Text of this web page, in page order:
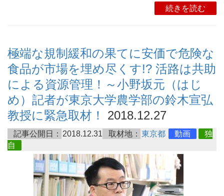
続きを読む
極端な規制緩和の果てに安価で危険な
食品が市場を埋め尽くす!? 活路は共助
による資源管理！～小野坂元（はじ
め）記者が東京大学農学部の鈴木宣弘
教授に緊急取材！
2018.12.27
記事公開日： 2018.12.31 取材地： 東京都 動画
独
自